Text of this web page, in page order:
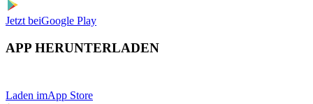
Jetzt beiGoogle Play
APP HERUNTERLADEN
Laden imApp Store